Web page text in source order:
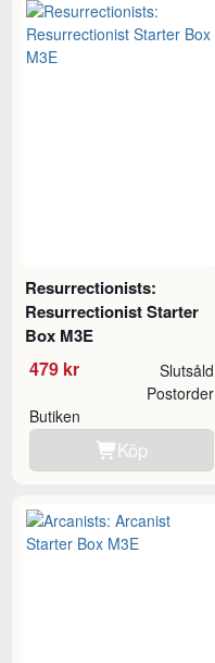
Resurrectionists:
Resurrectionist Starter
Box M3E
479 kr Slutsåld
Butiken
Postorder
Köp